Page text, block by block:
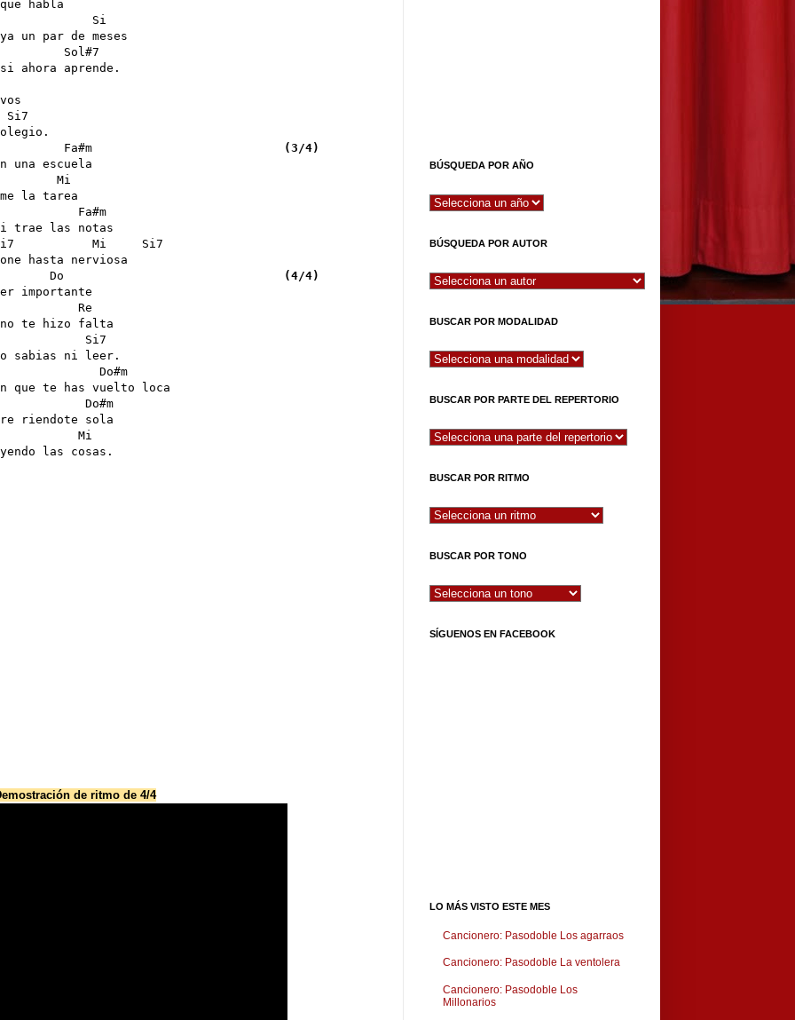
habla
Si
un par de meses
Sol#7
ahora aprende.
Si7
Do#7          Fa#m
(3/4)
una escuela
Mi
la tarea
Fa#m
trae las notas
Mi     Si7
hasta nerviosa
Do
(4/4)
importante
Re
no te hizo falta
Si7
sabias ni leer.
Do#m
que te has vuelto loca
Do#m
riendote sola
Mi
las cosas.
de ritmo de 4/4
BÚSQUEDA POR AÑO
BÚSQUEDA POR AUTOR
BUSCAR POR MODALIDAD
BUSCAR POR PARTE DEL REPERTORIO
BUSCAR POR RITMO
BUSCAR POR TONO
SÍGUENOS EN FACEBOOK
LO MÁS VISTO ESTE MES
Cancionero: Pasodoble Los agarraos
Cancionero: Pasodoble La ventolera
Cancionero: Pasodoble Los
Millonarios